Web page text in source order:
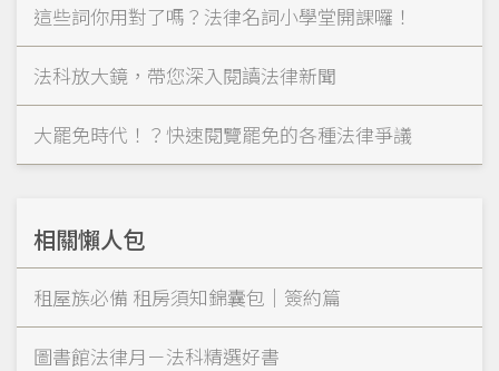
這些詞你用對了嗎？法律名詞小學堂開課囉！
法科放大鏡，帶您深入閱讀法律新聞
大罷免時代！？快速閱覽罷免的各種法律爭議
相關懶人包
租屋族必備 租房須知錦囊包｜簽約篇
圖書館法律月－法科精選好書